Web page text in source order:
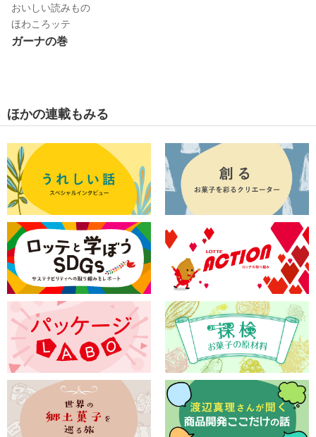
おいしい読みもの
ほわころッテ
ガーナの巻
ほかの連載もみる